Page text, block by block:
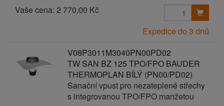
Vaše cena: 2 770,00 Kč
Expedice do 3 dnů
V08P3011M3040PN00PD02
TW SAN BZ 125 TPO/FPO BAUDER
THERMOPLAN BÍLÝ (PN00/PD02)
Sanační vpust pro nezateplené střechy
s integrovanou TPO/FPO manžetou